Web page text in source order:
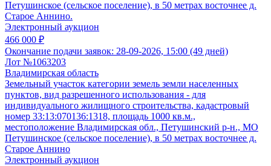
Петушинское (сельское поселение), в 50 метрах восточнее д.
Старое Аннино.
Электронный аукцион
466 000 ₽
Окончание подачи заявок: 28-09-2026, 15:00 (49 дней)
Лот №1063203
Владимирская область
Земельный участок категории земель земли населенных
пунктов, вид разрешенного использования - для
индивидуального жилищного строительства, кадастровый
номер 33:13:070136:1318, площадь 1000 кв.м.,
местоположение Владимирская обл., Петушинский р-н., МО
Петушинское (сельское поселение), в 50 метрах восточнее д.
Старое Аннино
Электронный аукцион